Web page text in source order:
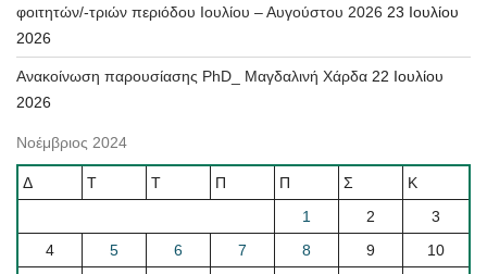
φοιτητών/-τριών περιόδου Ιουλίου – Αυγούστου 2026 23 Ιουλίου
2026
Ανακοίνωση παρουσίασης PhD_ Μαγδαλινή Χάρδα 22 Ιουλίου
2026
Νοέμβριος 2024
Δ Τ Τ Π Π Σ
Κ
1
2
3
4
5 6 7 8 9
10